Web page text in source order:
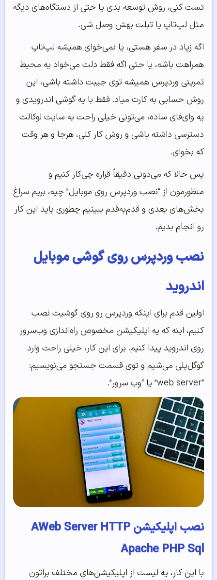
تست کنی، روش توسعه بدی یا حتی از دستگاه‌های دیگه
مثل لپ‌تاپ یا تبلت بهش وصل شی.
اگه زیاد در سفر هستی، یا نمی‌خوای همیشه لپ‌تاپ
همراهت باشه، یا حتی اگه فقط دلت می‌خواد یه محیط
تمرینی وردپرس همیشه توی جیبت داشته باشی، این
روش حسابی به کارت میاد. فقط با یه گوشی اندرویدی و
یه وای‌فای ساده، می‌تونی خیلی راحت به سایت لوکالت
دسترسی داشته باشی و روش کار کنی، هرجا و هر وقت
که بخوای.
پس حالا که می‌دونی دقیقاً قراره چی‌کار کنیم و
منظورمون از “نصب وردپرس روی موبایل” چیه، بریم سراغ
بخش‌های بعدی و قدم‌به‌قدم ببینیم چطوری باید این کار
رو انجام بدیم.
نصب وردپرس روی گوشی موبایل
اندروید
اولین قدم برای اینکه وردپرس رو روی گوشیت نصب
کنیم، اینه که یه اپلیکیشن مخصوص راه‌اندازی وب‌سرور
روی اندروید پیدا کنیم. برای این کار، خیلی راحت وارد
گوگل‌پلی می‌شیم و توی قسمت جستجو می‌نویسیم:
“web server” یا “وب سرور”.
نصب اپلیکیشن AWeb Server HTTP
Apache PHP Sql
با این کار، یه لیست از اپلیکیشن‌های مختلف براتون